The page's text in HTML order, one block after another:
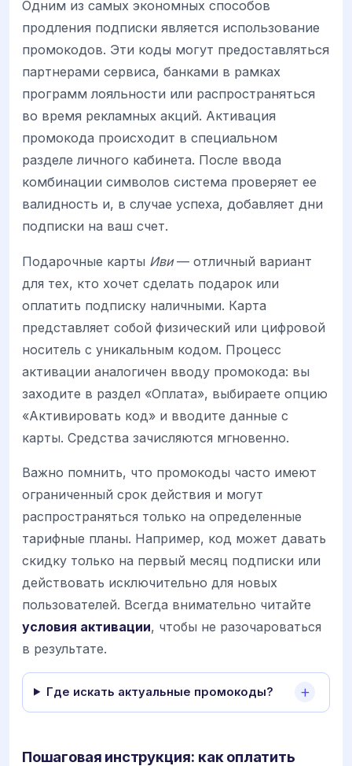
Одним из самых экономных способов
продления подписки является использование
промокодов. Эти коды могут предоставляться
партнерами сервиса, банками в рамках
программ лояльности или распространяться
во время рекламных акций. Активация
промокода происходит в специальном
разделе личного кабинета. После ввода
комбинации символов система проверяет ее
валидность и, в случае успеха, добавляет дни
подписки на ваш счет.
Подарочные карты Иви— отличный вариант
для тех, кто хочет сделать подарок или
оплатить подписку наличными. Карта
представляет собой физический или цифровой
носитель с уникальным кодом. Процесс
активации аналогичен вводу промокода: вы
заходите в раздел «Оплата», выбираете опцию
«Активировать код» и вводите данные с
карты. Средства зачисляются мгновенно.
Важно помнить, что промокоды часто имеют
ограниченный срок действия и могут
распространяться только на определенные
тарифные планы. Например, код может давать
скидку только на первый месяц подписки или
действовать исключительно для новых
пользователей. Всегда внимательно читайте
условия активации, чтобы не разочароваться
в результате.
Где искать актуальные промокоды?
Пошаговая инструкция: как оплатить